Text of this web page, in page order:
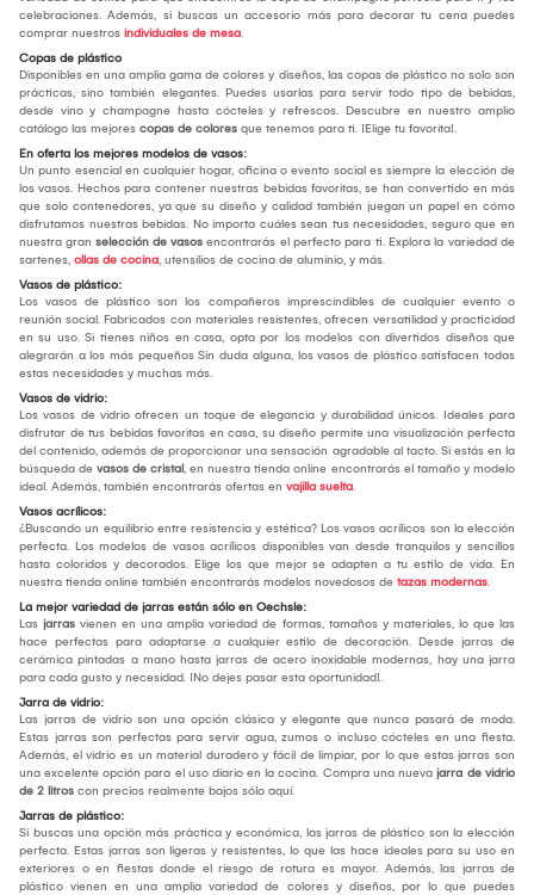
celebraciones. Además, si buscas un accesorio más para decorar tu cena puedes
comprar nuestros individuales de mesa.
Copas de plástico
Disponibles en una amplia gama de colores y diseños, las copas de plástico no solo son
prácticas, sino también elegantes. Puedes usarlas para servir todo tipo de bebidas,
desde vino y champagne hasta cócteles y refrescos. Descubre en nuestro amplio
catálogo las mejores copas de colores que tenemos para ti. ¡Elige tu favorita!.
En oferta los mejores modelos de vasos:
Un punto esencial en cualquier hogar, oficina o evento social es siempre la elección de
los vasos. Hechos para contener nuestras bebidas favoritas, se han convertido en más
que solo contenedores, ya que su diseño y calidad también juegan un papel en cómo
disfrutamos nuestras bebidas. No importa cuáles sean tus necesidades, seguro que en
nuestra gran selección de vasos encontrarás el perfecto para ti. Explora la variedad de
sartenes, ollas de cocina, utensilios de cocina de aluminio, y más.
Vasos de plástico:
Los vasos de plástico son los compañeros imprescindibles de cualquier evento o
reunión social. Fabricados con materiales resistentes, ofrecen versatilidad y practicidad
en su uso. Si tienes niños en casa, opta por los modelos con divertidos diseños que
alegrarán a los más pequeños Sin duda alguna, los vasos de plástico satisfacen todas
estas necesidades y muchas más.
Vasos de vidrio:
Los vasos de vidrio ofrecen un toque de elegancia y durabilidad únicos. Ideales para
disfrutar de tus bebidas favoritas en casa, su diseño permite una visualización perfecta
del contenido, además de proporcionar una sensación agradable al tacto. Si estás en la
búsqueda de vasos de cristal, en nuestra tienda online encontrarás el tamaño y modelo
ideal. Además, también encontrarás ofertas en vajilla suelta.
Vasos acrílicos:
¿Buscando un equilibrio entre resistencia y estética? Los vasos acrílicos son la elección
perfecta. Los modelos de vasos acrílicos disponibles van desde tranquilos y sencillos
hasta coloridos y decorados. Elige los que mejor se adapten a tu estilo de vida. En
nuestra tienda online también encontrarás modelos novedosos de tazas modernas.
La mejor variedad de jarras están sólo en Oechsle:
Las jarras vienen en una amplia variedad de formas, tamaños y materiales, lo que las
hace perfectas para adaptarse a cualquier estilo de decoración. Desde jarras de
cerámica pintadas a mano hasta jarras de acero inoxidable modernas, hay una jarra
para cada gusto y necesidad. ¡No dejes pasar esta oportunidad!.
Jarra de vidrio:
Las jarras de vidrio son una opción clásica y elegante que nunca pasará de moda.
Estas jarras son perfectas para servir agua, zumos o incluso cócteles en una fiesta.
Además, el vidrio es un material duradero y fácil de limpiar, por lo que estas jarras son
una excelente opción para el uso diario en la cocina. Compra una nueva jarra de vidrio
de 2 litros con precios realmente bajos sólo aquí.
Jarras de plástico:
Si buscas una opción más práctica y económica, las jarras de plástico son la elección
perfecta. Estas jarras son ligeras y resistentes, lo que las hace ideales para su uso en
exteriores o en fiestas donde el riesgo de rotura es mayor. Además, las jarras de
plástico vienen en una amplia variedad de colores y diseños, por lo que puedes